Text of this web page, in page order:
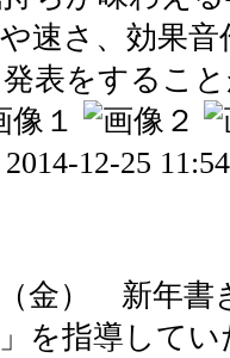
速さ、効果
表をするこ
2014-12-25
金） 新年書
を指導して